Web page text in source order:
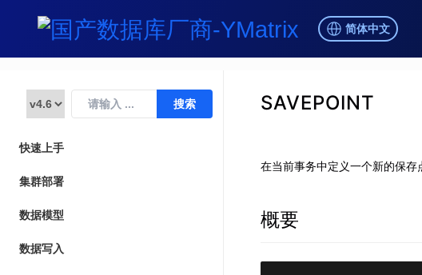
简体中文
快速上手
集群部署
数据模型
数据写入
SAVEPOINT
在当前事务中定义一个新的保存
概要